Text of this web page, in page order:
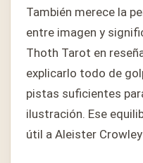
También merece la
entre imagen y
Thoth Tarot en
explicarlo todo de
pistas suficientes
ilustración. Ese
útil a Aleister